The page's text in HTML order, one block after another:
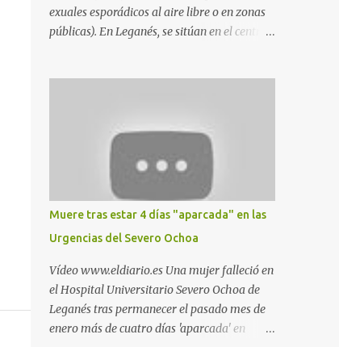
exuales esporádicos al aire libre o en zonas
públicas). En Leganés, se sitúan en el centro
indica esta información recopilada por los
propios practicantes. 'Ante la crisis, disfrute' ,
señalan. "Cruising: Parquesur: para ligar
baños junto a Burger King o H&M. Y si has
pillado pareja ocacional, parking
subterráneo de Leroy Merlin. Otro espacio
para el 'cruising' es enfrente al tanatorio
(junto al estadio municipal de Butarque) y
caminos entre el estadio y Plaza Nueva. Otro
lugar: Escombrera de Polvoranca, entre
Leganés y Móstoles También en el parque de
Muere tras estar 4 días "aparcada" en las
Urgencias del Severo Ochoa
Vídeo www.eldiario.es Una mujer falleció en
el Hospital Universitario Severo Ochoa de
Leganés tras permanecer el pasado mes de
enero más de cuatro días 'aparcada' en